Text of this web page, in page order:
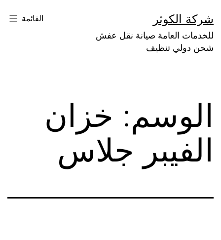
إلى
المحتوى
شركة الكوثر
للخدمات العامة صيانة نقل عفش
شحن دولي تنظيف
القائمة
الوسم: خزان
الفيبر جلاس